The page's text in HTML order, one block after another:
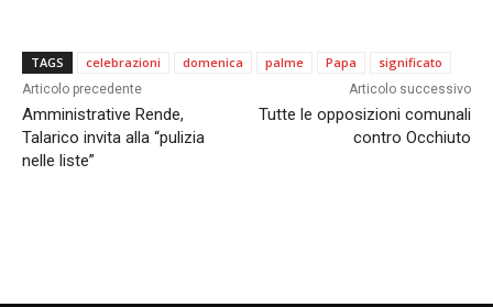
TAGS celebrazioni domenica palme Papa significato
Articolo precedente
Amministrative Rende,
Talarico invita alla “pulizia
nelle liste”
Articolo successivo
Tutte le opposizioni comunali
contro Occhiuto